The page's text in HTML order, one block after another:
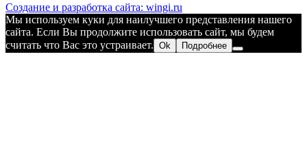
Создание и разработка сайта: wingi.ru
Мы используем куки для наилучшего представления нашего
сайта. Если Вы продолжите использовать сайт, мы будем
считать что Вас это устраивает. Ok Подробнее